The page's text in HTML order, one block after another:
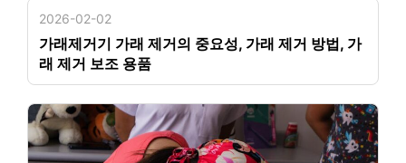
2026-02-02
가래제거기 가래 제거의 중요성, 가래 제거 방법, 가
래 제거 보조 용품